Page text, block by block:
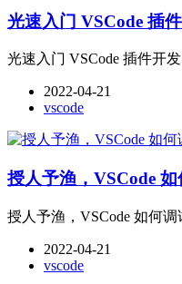
光速入门 VSCode 插
光速入门 VSCode 插件开发
2022-04-21
vscode
授人予渔，VSCode
授人予渔，VSCode 如何调
2022-04-21
vscode